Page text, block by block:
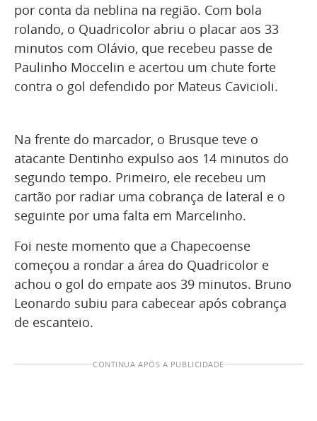
por conta da neblina na região. Com bola
rolando, o Quadricolor abriu o placar aos 33
minutos com Olávio, que recebeu passe de
Paulinho Moccelin e acertou um chute forte
contra o gol defendido por Mateus Cavicioli.
Na frente do marcador, o Brusque teve o
atacante Dentinho expulso aos 14 minutos do
segundo tempo. Primeiro, ele recebeu um
cartão por radiar uma cobrança de lateral e o
seguinte por uma falta em Marcelinho.
Foi neste momento que a Chapecoense
começou a rondar a área do Quadricolor e
achou o gol do empate aos 39 minutos. Bruno
Leonardo subiu para cabecear após cobrança
de escanteio.
CONTINUA APÓS A PUBLICIDADE